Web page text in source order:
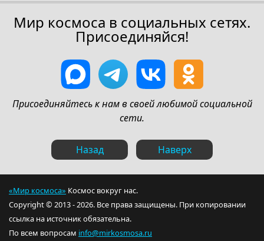
Мир космоса в социальных сетях.
Присоединяйся!
Присоединяйтесь к нам в своей любимой социальной
сети.
Назад Наверх
«Мир космоса» Космос вокруг нас.
Copyright © 2013 - 2026. Все права защищены. При копировании
ссылка на источник обязательна.
По всем вопросам info@mirkosmosa.ru